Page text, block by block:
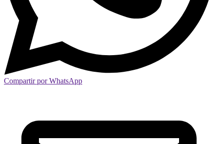
Compartir por WhatsApp